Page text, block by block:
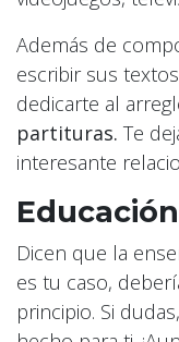
Además de
escribir sus
dedicarte al
partituras. Te
interesante
Educación
Dicen que la
es tu caso,
principio. Si